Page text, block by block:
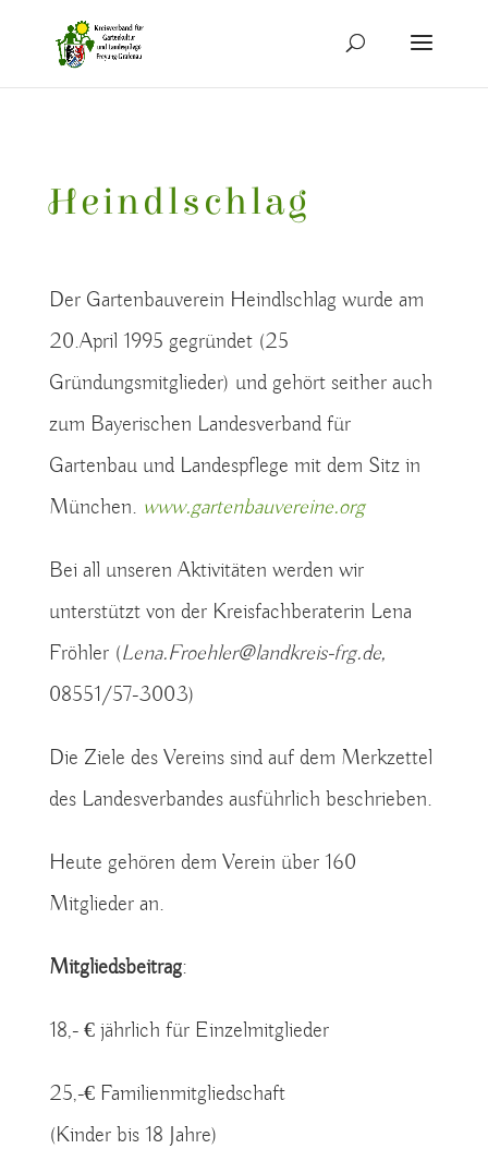
Heindlschlag
Der Gartenbauverein Heindlschlag wurde am
20.April 1995 gegründet (25
Gründungsmitglieder) und gehört seither auch
zum Bayerischen Landesverband für
Gartenbau und Landespflege mit dem Sitz in
München. www.gartenbauvereine.org
Bei all unseren Aktivitäten werden wir
unterstützt von der Kreisfachberaterin Lena
Fröhler (Lena.Froehler@landkreis-frg.de,
08551/57-3003)
Die Ziele des Vereins sind auf dem Merkzettel
des Landesverbandes ausführlich beschrieben.
Heute gehören dem Verein über 160
Mitglieder an.
Mitgliedsbeitrag:
18,- € jährlich für Einzelmitglieder
25,-€ Familienmitgliedschaft
(Kinder bis 18 Jahre)